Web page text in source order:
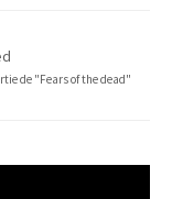
de "Fears of the dead"